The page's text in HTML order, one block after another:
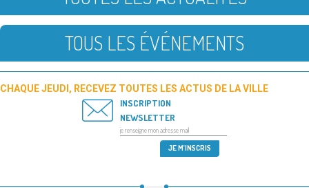
TOUS LES ÉVÉNEMENTS
CHAQUE JEUDI, RECEVEZ TOUTES LES ACTUS DE LA VILLE
INSCRIPTION
NEWSLETTER